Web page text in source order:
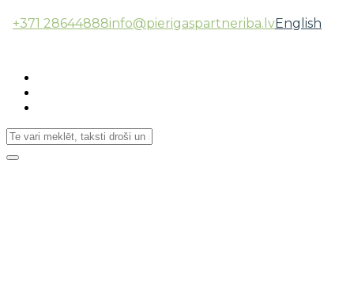
+371 28644888info@pierigaspartneriba.lvEnglish
Toggle